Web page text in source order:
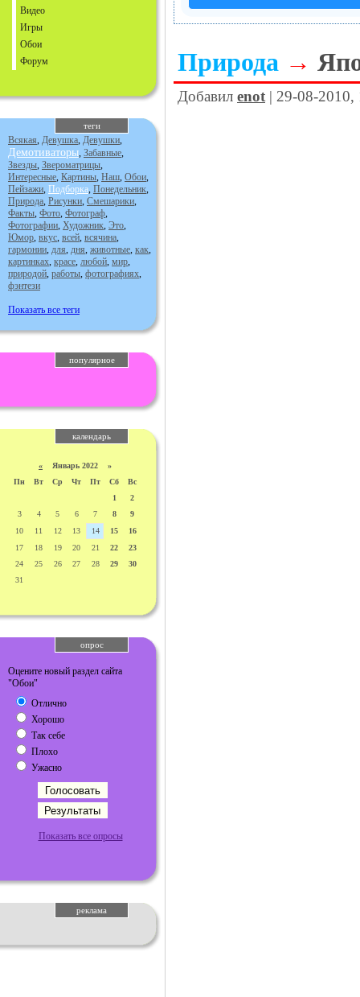
Видео
Игры
Обои
Форум
теги
Всякая, Девушка, Девушки,
Демотиваторы, Забавные,
Звезды, Звероматрицы,
Интересные, Картины, Наш, Обои,
Пейзажи, Подборка, Понедельник,
Природа, Рисунки, Смешарики,
Факты, Фото, Фотограф,
Фотографии, Художник, Это,
Юмор, вкус, всей, всячина,
гармонии, для, дня, животные, как,
картинках, красе, любой, мир,
природой, работы, фотографиях,
фэнтези
Показать все теги
популярное
календарь
« Январь 2022 »
Пн
Вт Ср Чт Пт Сб
Вс
1
2
3
4 5 6 7 8
9
10
11 12 13 14 15
16
17
18 19 20 21 22
23
24
25 26 27 28 29
30
31
опрос
Оцените новый раздел сайта
"Обои"
Отлично
Хорошо
Так себе
Плохо
Ужасно
Показать все опросы
реклама
Природа →
Добавил enot | 29-08-